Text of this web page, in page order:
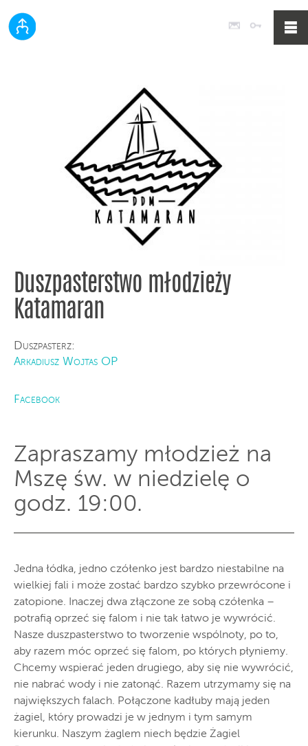
Poczta
Duszpasterstwo młodzieży
Katamaran
Duszpasterz:
Arkadiusz Wojtas OP
Facebook
Zapraszamy młodzież na
Mszę św. w niedzielę o
godz. 19:00.
Jedna łódka, jedno czółenko jest bardzo niestabilne na
wielkiej fali i może zostać bardzo szybko przewrócone i
zatopione. Inaczej dwa złączone ze sobą czółenka –
potrafią oprzeć się falom i nie tak łatwo je wywrócić.
Nasze duszpasterstwo to tworzenie wspólnoty, po to,
aby razem móc oprzeć się falom, po których płyniemy.
Chcemy wspierać jeden drugiego, aby się nie wywrócić,
nie nabrać wody i nie zatonąć. Razem utrzymamy się na
największych falach. Połączone kadłuby mają jeden
żagiel, który prowadzi je w jednym i tym samym
kierunku. Naszym żaglem niech będzie Żagiel